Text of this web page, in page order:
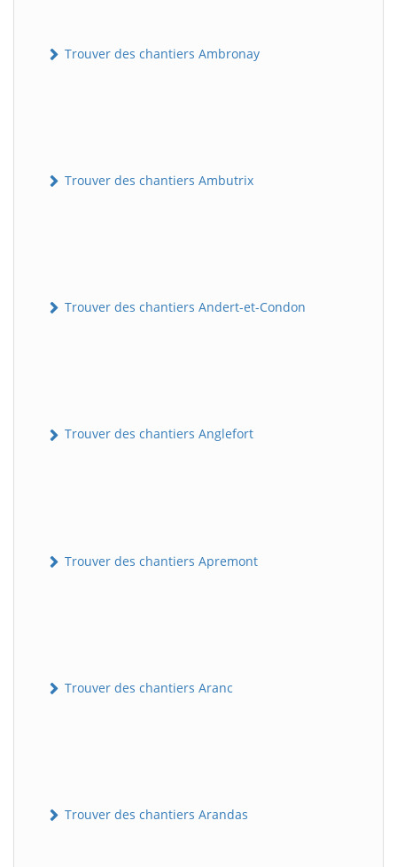
Trouver des chantiers Ambronay
Trouver des chantiers Ambutrix
Trouver des chantiers Andert-et-Condon
Trouver des chantiers Anglefort
Trouver des chantiers Apremont
Trouver des chantiers Aranc
Trouver des chantiers Arandas